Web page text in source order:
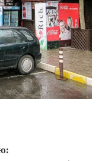
Кафе «Очаг» (трасса